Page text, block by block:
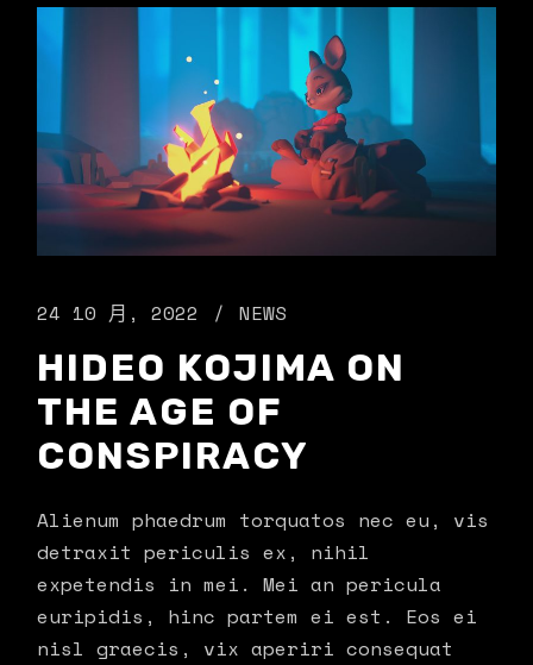
24 10 月, 2022 NEWS
HIDEO KOJIMA ON
THE AGE OF
CONSPIRACY
Alienum phaedrum torquatos nec eu, vis
detraxit periculis ex, nihil
expetendis in mei. Mei an pericula
euripidis, hinc partem ei est. Eos ei
nisl graecis, vix aperiri consequat